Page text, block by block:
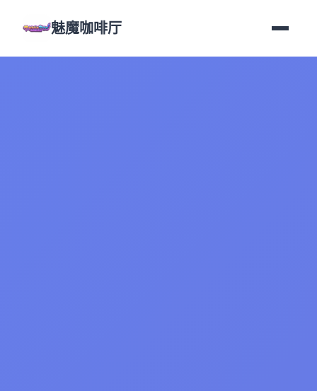
魅魔咖啡厅